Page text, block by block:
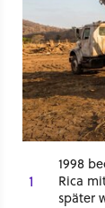
1
1998
Rica
später